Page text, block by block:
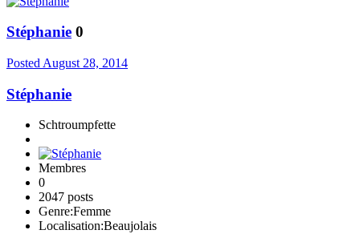
Stéphanie 0
Posted August 28, 2014
Stéphanie
Schtroumpfette
Membres
0
2047 posts
Genre:Femme
Localisation:Beaujolais